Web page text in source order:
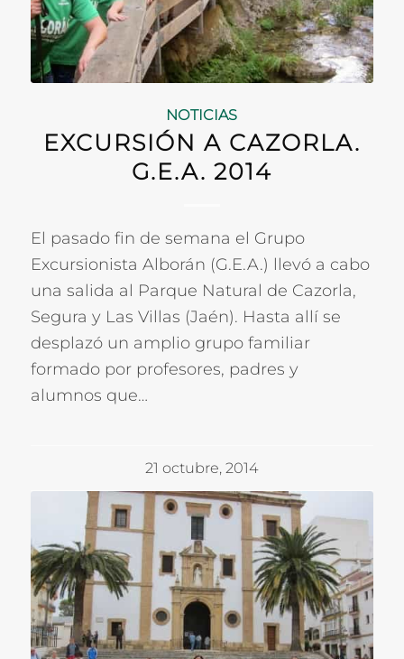
NOTICIAS
EXCURSIÓN A CAZORLA.
G.E.A. 2014
El pasado fin de semana el Grupo
Excursionista Alborán (G.E.A.) llevó a cabo
una salida al Parque Natural de Cazorla,
Segura y Las Villas (Jaén). Hasta allí se
desplazó un amplio grupo familiar
formado por profesores, padres y
alumnos que…
21 octubre, 2014